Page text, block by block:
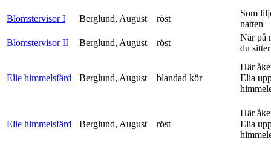
Blomstervisor I Berglund, August röst
Som
natten
Blomstervisor II
Berglund, August röst
När på
du sitter
Elie himmelsfärd Berglund, August blandad kör
Här
Elia
Elie himmelsfärd Berglund, August röst
Här
Elia